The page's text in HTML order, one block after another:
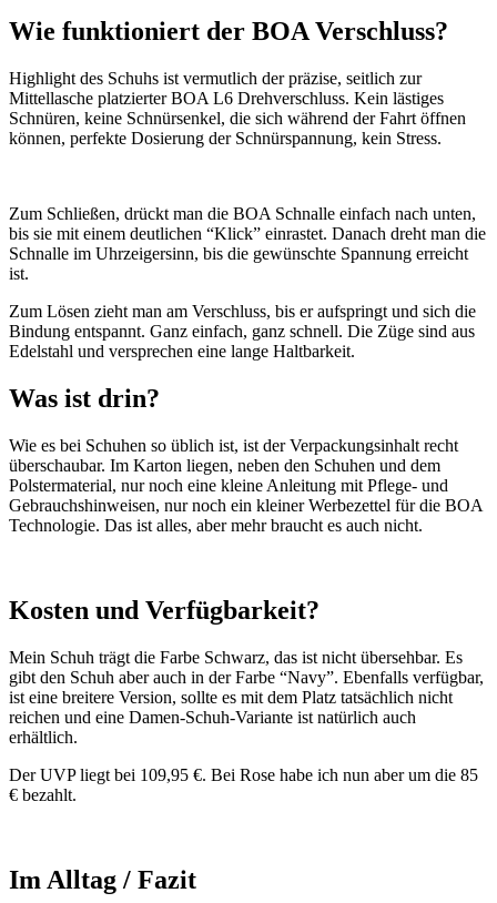
Wie funktioniert der BOA Verschluss?
Highlight des Schuhs ist vermutlich der präzise, seitlich zur
Mittellasche platzierter BOA L6 Drehverschluss. Kein lästiges
Schnüren, keine Schnürsenkel, die sich während der Fahrt öffnen
können, perfekte Dosierung der Schnürspannung, kein Stress.
Zum Schließen, drückt man die BOA Schnalle einfach nach unten,
bis sie mit einem deutlichen “Klick” einrastet. Danach dreht man die
Schnalle im Uhrzeigersinn, bis die gewünschte Spannung erreicht
ist.
Zum Lösen zieht man am Verschluss, bis er aufspringt und sich die
Bindung entspannt. Ganz einfach, ganz schnell. Die Züge sind aus
Edelstahl und versprechen eine lange Haltbarkeit.
Was ist drin?
Wie es bei Schuhen so üblich ist, ist der Verpackungsinhalt recht
überschaubar. Im Karton liegen, neben den Schuhen und dem
Polstermaterial, nur noch eine kleine Anleitung mit Pflege- und
Gebrauchshinweisen, nur noch ein kleiner Werbezettel für die BOA
Technologie. Das ist alles, aber mehr braucht es auch nicht.
Kosten und Verfügbarkeit?
Mein Schuh trägt die Farbe Schwarz, das ist nicht übersehbar. Es
gibt den Schuh aber auch in der Farbe “Navy”. Ebenfalls verfügbar,
ist eine breitere Version, sollte es mit dem Platz tatsächlich nicht
reichen und eine Damen-Schuh-Variante ist natürlich auch
erhältlich.
Der UVP liegt bei 109,95 €. Bei Rose habe ich nun aber um die 85
€ bezahlt.
Im Alltag / Fazit